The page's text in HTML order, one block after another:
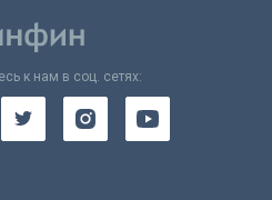
к нам в соц. сетях: